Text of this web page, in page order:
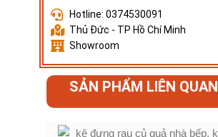
Hotline: 0374530091
Thủ Đức - TP Hồ Chí Minh
Showroom
SẢN PHẨM LIÊN QUAN